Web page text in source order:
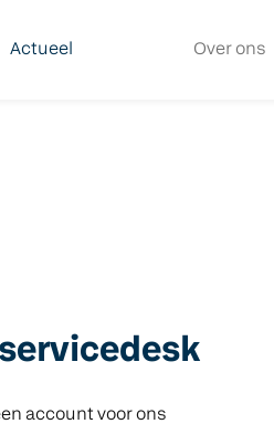
Actueel Over ons
account voor ons